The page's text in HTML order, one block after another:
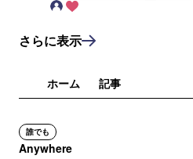
さらに表示
ホーム 記事
誰でも
Anywhere